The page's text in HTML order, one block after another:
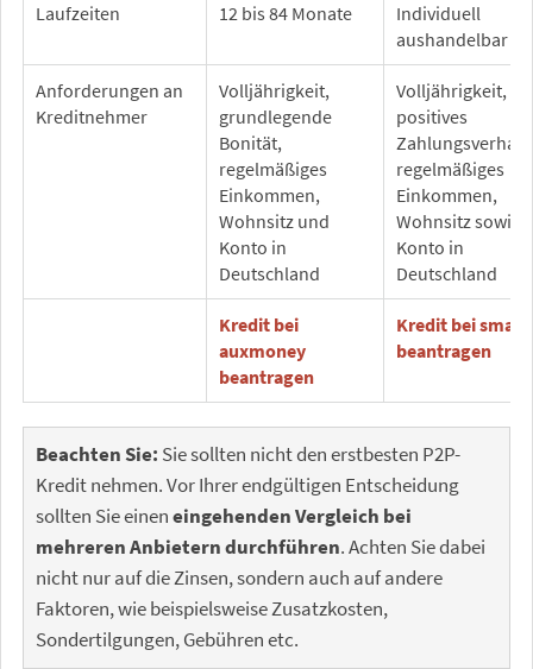
Laufzeiten 12 bis 84 Monate
Individuell
aushandelbar
Anforderungen an
Kreditnehmer
Volljährigkeit,
grundlegende
Bonität,
regelmäßiges
Einkommen,
Wohnsitz und
Konto in
Deutschland
Volljährigkeit,
positives
regelmäßiges
Einkommen,
Wohnsitz sowie
Konto in
Deutschland
Kredit bei
auxmoney
beantragen
Kredit bei smava
beantragen
Beachten Sie: Sie sollten nicht den erstbesten P2P-
Kredit nehmen. Vor Ihrer endgültigen Entscheidung
sollten Sie eineneingehenden Vergleich bei
mehreren Anbietern durchführen. Achten Sie dabei
nicht nur auf die Zinsen, sondern auch auf andere
Faktoren, wie beispielsweise Zusatzkosten,
Sondertilgungen, Gebühren etc.